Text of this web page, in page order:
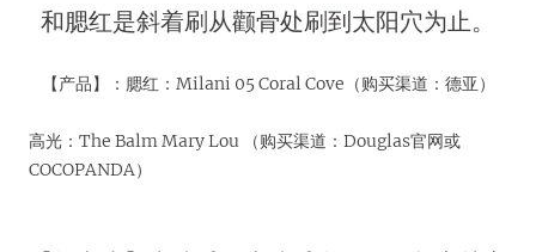
和腮红是斜着刷从颧骨处刷到太阳穴为止。
【产品】：腮红：Milani 05 Coral Cove（购买渠道：德亚）
高光：The Balm Mary Lou （购买渠道：Douglas官网或
COCOPANDA）